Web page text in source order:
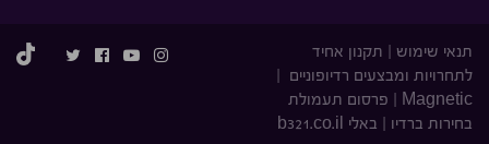
תנאי שימוש
תקנון אחיד
לתחרויות ומבצעים רדיופוניים
Magnetic
פרסום תעמולת
בחירות ברדיו
באלי b321.co.il